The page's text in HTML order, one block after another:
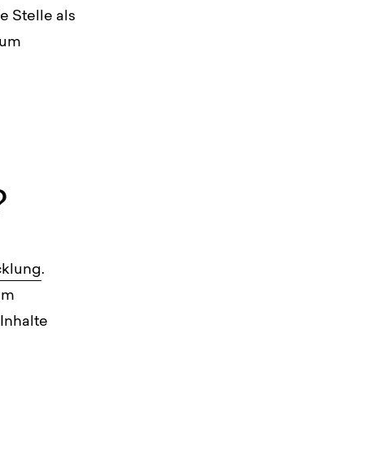
Stelle als
.